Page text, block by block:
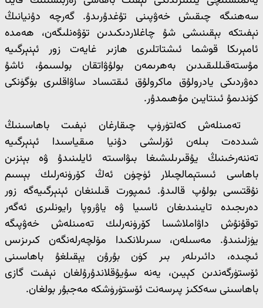
سەھنىگە چىقىش خەۋپىنى تۇغدۇرىدۇ. گەرچە دۇنيانىڭ
نېفىتكە بېقىنىشى شۇ چاغلاردىكىدىن تۆۋەنلىگەن، ھەمدە
ئامېرىكا قوشما ئىشتاتلىرى ھازىر غايەت زور ئېنېرگىيە
مۇستەقىللىقىدىن بەھرىمەن بولۇۋاتقان بولسىمۇ، ئاشۇ
دەۋردىكى يادرولۇق ماكرولۇق ئىقتىساد ساۋاقلىرى بۈگۈنكى
كۈندىمۇ ئىنتايىن مۇھىمدۇر.
تەمىنلەش كەلتۈرۈپ چىقارغان نېفىت باھاسىنىڭ
شىددەت بىلەن ئۆرلىشى دۇنيا مىقياسىدا ئېنېرگىيە
تەننەرخىنىڭ يۇقىرىلىشىغا بىۋاسىتە ئايلىنىدۇ ۋە بېنزىن
باھاسى ئىستېمالچىلار ئۈچۈن ئەڭ كۆرۈنەرلىك بېسىم
نۇقتىسى بولۇپ قالىدۇ. ئىمپورت قىلىنغان ئېنېرگىيەگە زور
دەرىجىدە تايىنىدىغان ئاسىيا ۋە ياۋروپا رايونلىرى ئەگەر
توقۇنۇش داۋاملاشسا كۆرۈنەرلىك تەمىنلەش خەۋپىگە
يۈزلىنىدۇ. مەسىلەن، سىرىلانكىدا مۆلچەرلەنگەن كىرىزىس
ئىچىدە، دائىرىلەر بىر كۈن بۇرۇن يېقىلغۇ باھاسىنى
ئۆستۈرگەندىن كېيىن، يەنە سۇيۇقلاندۇرۇلغان نېفىت گازى
باھاسىنى سەككىز پىرسەنت ئۆستۈرۈشكە مەجبۇر بولغان.